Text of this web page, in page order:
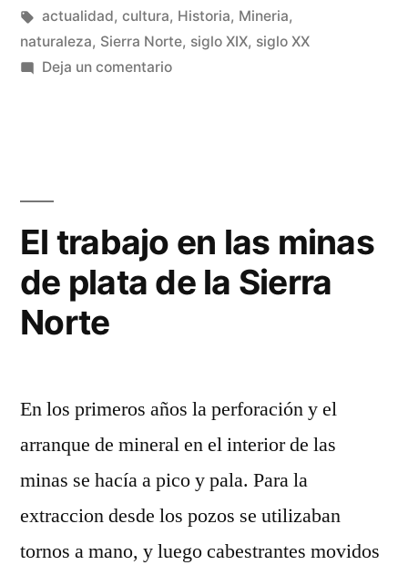
de
plata
(II)»
Etiquetas:
actualidad, cultura, Historia, Mineria,
naturaleza, Sierra Norte, siglo XIX, siglo XX
Deja un comentarioen
plata
de
la
El trabajo en las minas
de plata de la Sierra
Norte
En los primeros años la perforación y el
arranque de mineral en el interior de las
minas se hacía a pico y pala. Para la
extraccion desde los pozos se utilizaban
tornos a mano, y luego cabestrantes movidos